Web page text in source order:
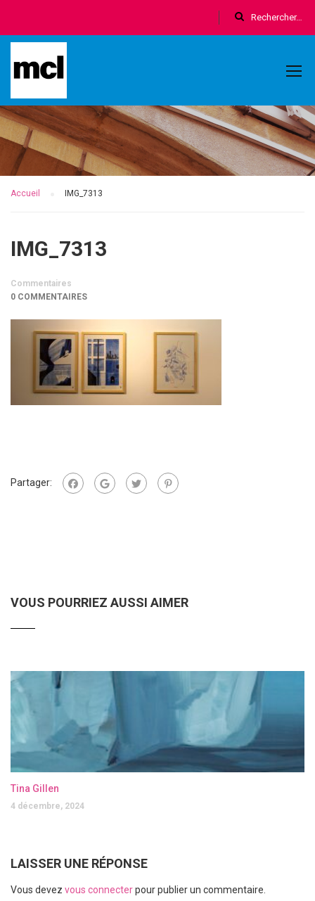
Accueil IMG_7313
IMG_7313
Commentaires
0 COMMENTAIRES
Partager:
VOUS POURRIEZ AUSSI AIMER
Tina Gillen
4 décembre, 2024
LAISSER UNE RÉPONSE
Vous devez vous connecterpour publier un commentaire.